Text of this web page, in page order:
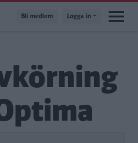
Bli medlem Logga in